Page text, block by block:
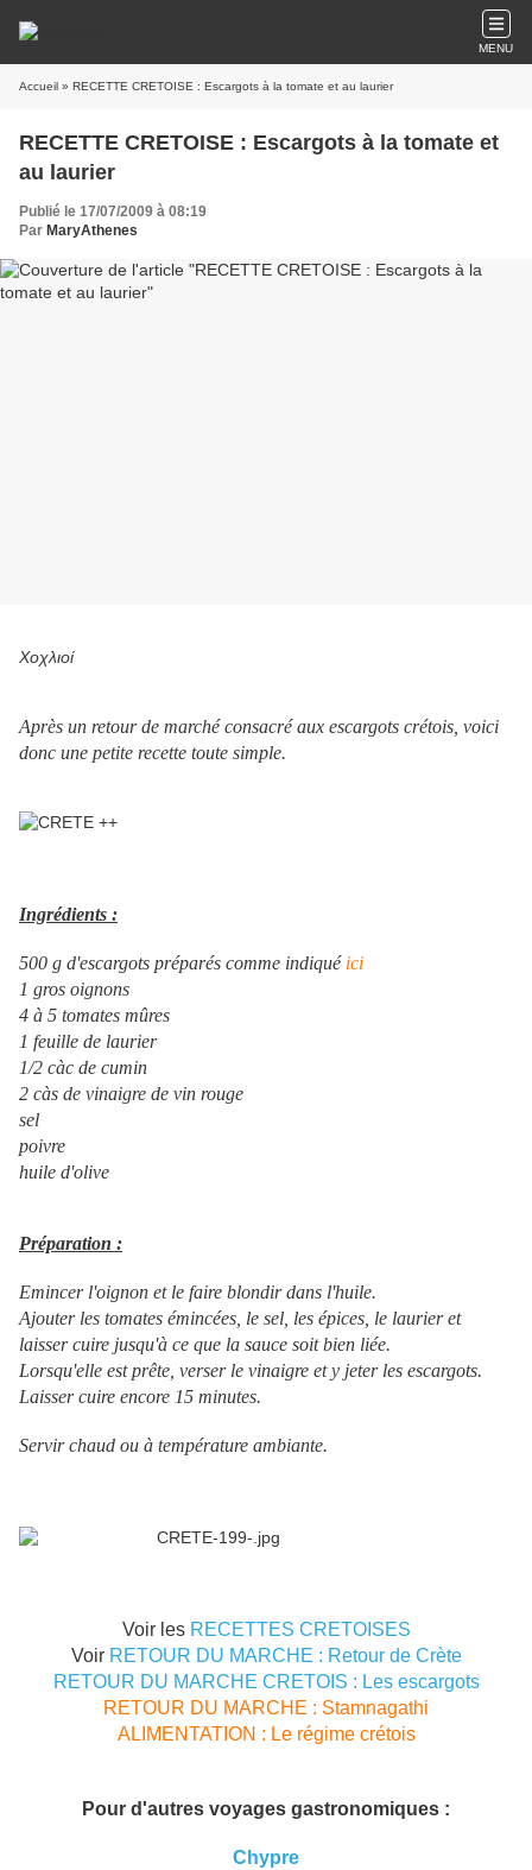
MENU
Accueil » RECETTE CRETOISE : Escargots à la tomate et au laurier
RECETTE CRETOISE : Escargots à la tomate et
au laurier
Publié le 17/07/2009 à 08:19
Par MaryAthenes
Χοχλιοί
Après un retour de marché consacré aux escargots crétois, voici
donc une petite recette toute simple.
Ingrédients :
500 g d'escargots préparés comme indiqué ici
1 gros oignons
4 à 5 tomates mûres
1 feuille de laurier
1/2 càc de cumin
2 càs de vinaigre de vin rouge
sel
poivre
huile d'olive
Préparation :
Emincer l'oignon et le faire blondir dans l'huile.
Ajouter les tomates émincées, le sel, les épices, le laurier et
laisser cuire jusqu'à ce que la sauce soit bien liée.
Lorsqu'elle est prête, verser le vinaigre et y jeter les escargots.
Laisser cuire encore 15 minutes.
Servir chaud ou à température ambiante.
Voir les RECETTES CRETOISES
Voir RETOUR DU MARCHE : Retour de Crète
RETOUR DU MARCHE CRETOIS : Les escargots
RETOUR DU MARCHE : Stamnagathi
ALIMENTATION : Le régime crétois
Pour d'autres voyages gastronomiques :
Chypre